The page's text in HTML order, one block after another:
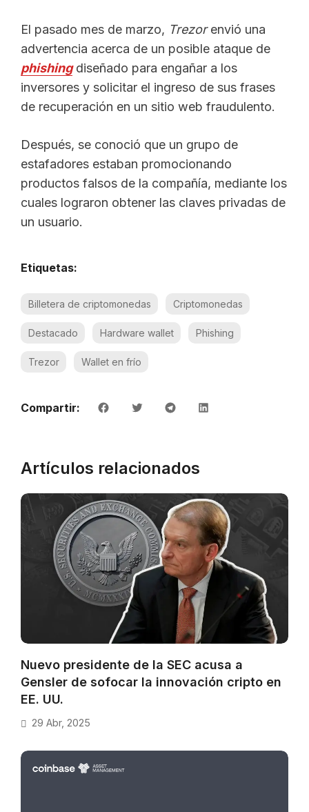
El pasado mes de marzo, Trezorenvió una
advertencia acerca de un posible ataque de
phishingdiseñado para engañar a los
inversores y solicitar el ingreso de sus frases
de recuperación en un sitio web fraudulento.
Después, se conoció que un grupo de
estafadores estaban promocionando
productos falsos de la compañía, mediante los
cuales lograron obtener las claves privadas de
un usuario.
Etiquetas:
Billetera de criptomonedas Criptomonedas
Destacado Hardware wallet Phishing
Trezor Wallet en frío
Compartir:
Artículos relacionados
Nuevo presidente de la SEC acusa a
Gensler de sofocar la innovación cripto en
EE. UU.
29 Abr, 2025